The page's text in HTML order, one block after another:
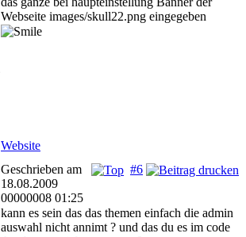
Webseite images/skull22.png eingegeben
Website
#6
Geschrieben am
18.08.2009
00000008 01:25
kann es sein das das themen einfach die admin
auswahl nicht annimt ? und das du es im code